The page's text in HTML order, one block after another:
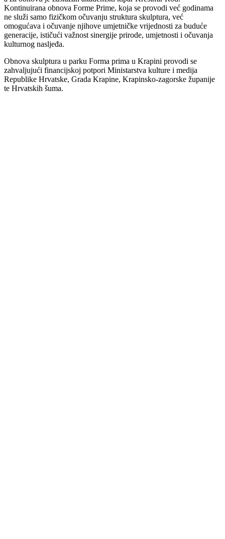
Kontinuirana obnova Forme Prime, koja se provodi već godinama
ne služi samo fizičkom očuvanju struktura skulptura, već
omogućava i očuvanje njihove umjetničke vrijednosti za buduće
generacije, ističući važnost sinergije prirode, umjetnosti i očuvanja
kulturnog nasljeđa.
Obnova skulptura u parku Forma prima u Krapini provodi se
zahvaljujući financijskoj potpori Ministarstva kulture i medija
Republike Hrvatske, Grada Krapine, Krapinsko-zagorske županije
te Hrvatskih šuma.